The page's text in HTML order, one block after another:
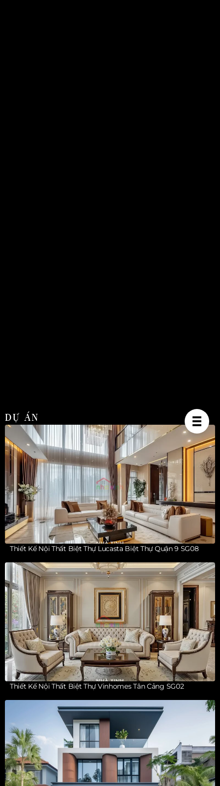
DỰ ÁN
Thiết Kế Nội Thất Biệt Thự Lucasta Biệt Thự Quận 9 SG08
Thiết Kế Nội Thất Biệt Thự Vinhomes Tân Cảng SG02